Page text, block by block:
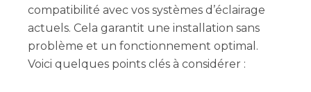
compatibilité avec vos systèmes d’éclairage
actuels. Cela garantit une installation sans
problème et un fonctionnement optimal.
Voici quelques points clés à considérer :